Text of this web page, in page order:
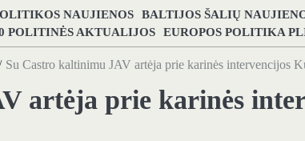
NAUJIENOS BALTIJOS ŠALIŲ
POLITINĖS AKTUALIJOS EUROPOS POLITIKA
Su Castro kaltinimu JAV artėja prie karinės intervencijos
artėja prie karinės